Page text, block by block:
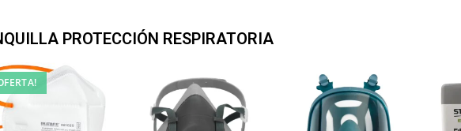
PROTECCIÓN RESPIRATORIA